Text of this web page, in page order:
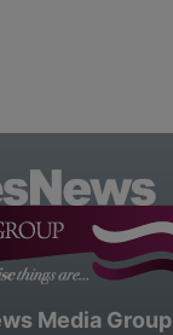
Media Group